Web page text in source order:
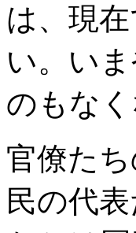
は、現
い。い
のもな
官僚た
民の代